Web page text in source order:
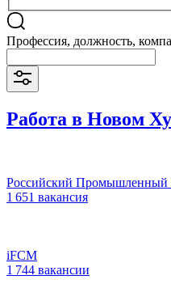
Профессия, должность,
Работа в Новом
Российский Промышленный
1 651 вакансия
iFCM
1 744 вакансии